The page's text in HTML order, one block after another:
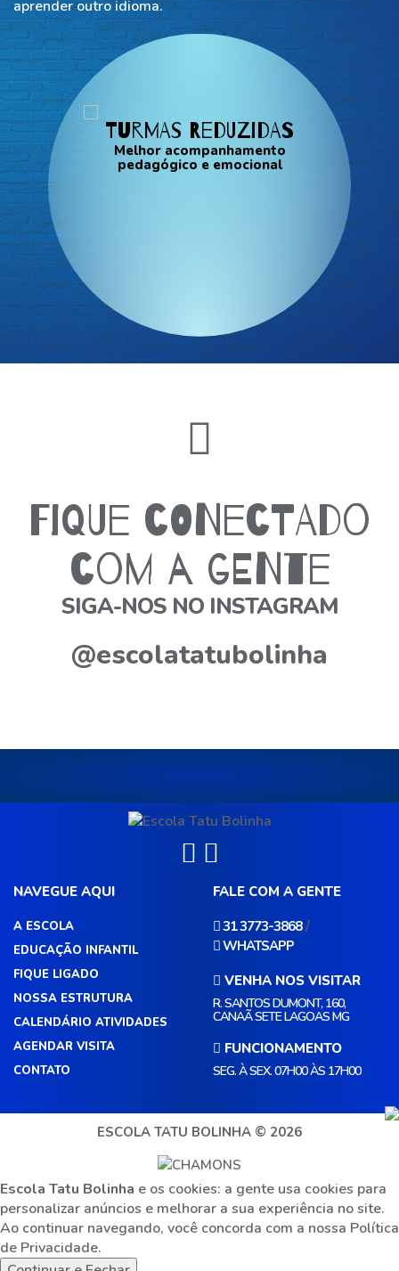
aprender outro idioma.
Turmas reduzidas
Melhor acompanhamento
pedagógico e emocional
Fique conectado
com a gente
SIGA-NOS NO INSTAGRAM
@escolatatubolinha
NAVEGUE AQUI
A ESCOLA
EDUCAÇÃO INFANTIL
FIQUE LIGADO
NOSSA ESTRUTURA
CALENDÁRIO ATIVIDADES
AGENDAR VISITA
CONTATO
FALE COM A GENTE
31 3773-3868/
WHATSAPP
VENHA NOS VISITAR
R. SANTOS DUMONT, 160,
CANAÃ SETE LAGOAS MG
FUNCIONAMENTO
SEG. À SEX. 07H00 ÀS 17H00
ESCOLA TATU BOLINHA © 2026
Escola Tatu Bolinha e os cookies: a gente usa cookies para
personalizar anúncios e melhorar a sua experiência no site.
Ao continuar navegando, você concorda com a nossa Política
de Privacidade.